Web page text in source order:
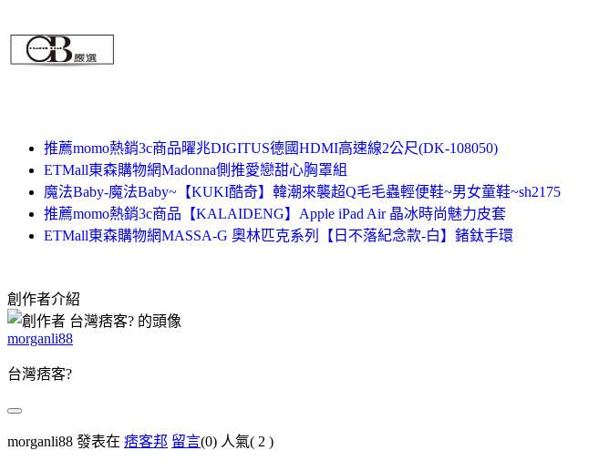
推薦momo熱銷3c商品曜兆DIGITUS德國HDMI高速線2公尺(DK-108050)
ETMall東森購物網Madonna側推愛戀甜心胸罩組
魔法Baby-魔法Baby~【KUKI酷奇】韓潮來襲超Q毛毛蟲輕便鞋~男女童鞋~sh2175
推薦momo熱銷3c商品【KALAIDENG】Apple iPad Air 晶冰時尚魅力皮套
ETMall東森購物網MASSA-G 奧林匹克系列【日不落紀念款-白】鍺鈦手環
創作者介紹
morganli88
台灣痞客?
morganli88 發表在 痞客邦 留言(0) 人氣( 2 )